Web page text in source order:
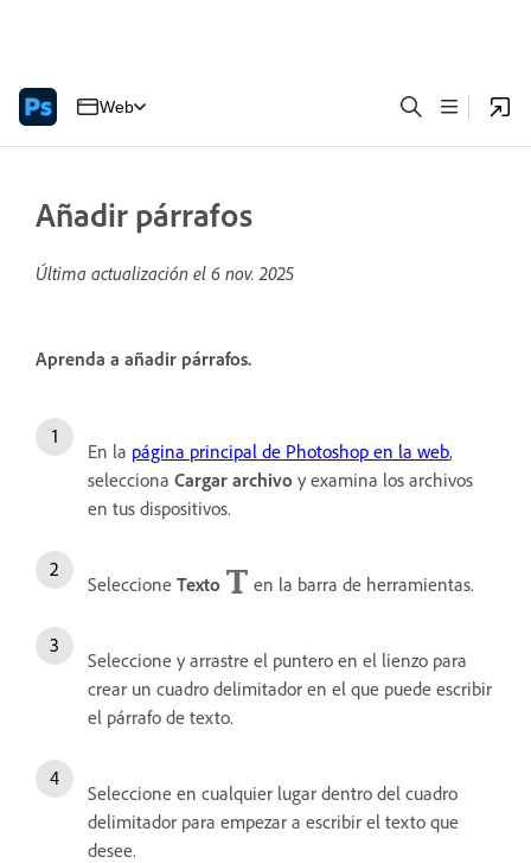
Web
Añadir párrafos
Última actualización el 6 nov. 2025
Aprenda a añadir párrafos.
En la página principal de Photoshop en la web,
selecciona Cargar archivo y examina los archivos
en tus dispositivos.
Seleccione Texto en la barra de herramientas.
Seleccione y arrastre el puntero en el lienzo para
crear un cuadro delimitador en el que puede escribir
el párrafo de texto.
Seleccione en cualquier lugar dentro del cuadro
delimitador para empezar a escribir el texto que
desee.